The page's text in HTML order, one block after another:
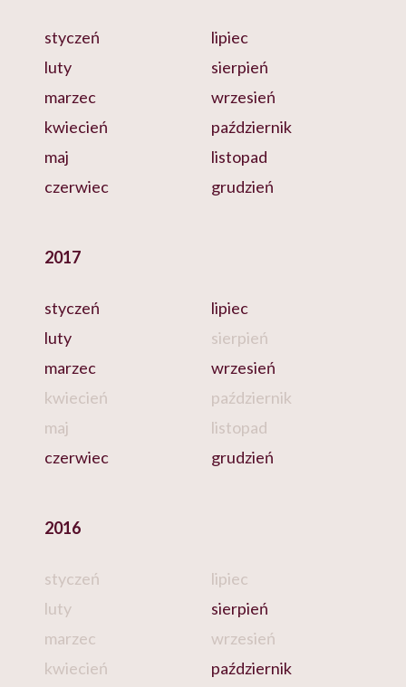
styczeń
luty
marzec
kwiecień
maj
czerwiec
lipiec
sierpień
wrzesień
październik
listopad
grudzień
2017
styczeń
luty
marzec
kwiecień
maj
czerwiec
lipiec
sierpień
wrzesień
październik
listopad
grudzień
2016
styczeń
luty
marzec
kwiecień
lipiec
sierpień
wrzesień
październik